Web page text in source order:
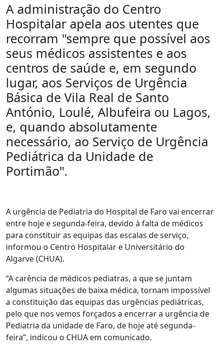
A administração do Centro
Hospitalar apela aos utentes que
recorram "sempre que possível aos
seus médicos assistentes e aos
centros de saúde e, em segundo
lugar, aos Serviços de Urgência
Básica de Vila Real de Santo
António, Loulé, Albufeira ou Lagos,
e, quando absolutamente
necessário, ao Serviço de Urgência
Pediátrica da Unidade de
Portimão".
A urgência de Pediatria do Hospital de Faro vai encerrar
entre hoje e segunda-feira, devido à falta de médicos
para constituir as equipas das escalas de serviço,
informou o Centro Hospitalar e Universitário do
Algarve (CHUA).
“A carência de médicos pediatras, a que se juntam
algumas situações de baixa médica, tornam impossível
a constituição das equipas das urgências pediátricas,
pelo que nos vemos forçados a encerrar a urgência de
Pediatria da unidade de Faro, de hoje até segunda-
feira”, indicou o CHUA em comunicado.